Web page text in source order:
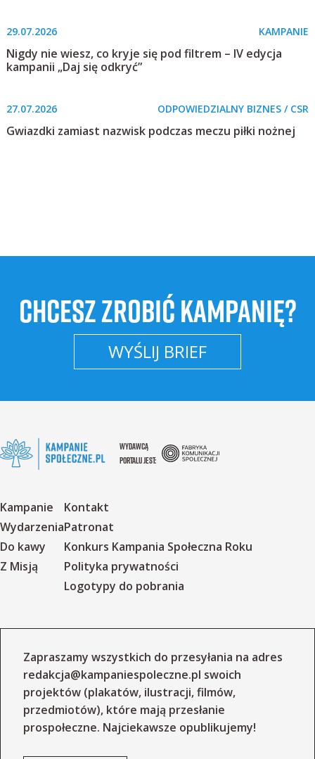
29.07.2026 KAMPANIE
Nigdy nie wiesz, co kryje się pod filtrem – IV edycja
kampanii „Daj się odkryć”
27.07.2026 ODPOWIEDZIALNY BIZNES / CSR
Gwiazdki zamiast nazwisk podczas meczu piłki nożnej
CHCESZ ZROBIĆ KAMPANIĘ?
WYŚLIJ BRIEF
WYDAWCĄ
PORTALU JEST:
Kampanie
Wydarzenia
Do kawy
Z Misją
Kontakt
Patronat
Konkurs Kampania Społeczna Roku
Polityka prywatności
Logotypy do pobrania
Zapraszamy wszystkich do przesyłania na adres
redakcja@kampaniespoleczne.pl swoich
projektów (plakatów, ilustracji, filmów,
przedmiotów), które mają przesłanie
prospołeczne. Najciekawsze opublikujemy!